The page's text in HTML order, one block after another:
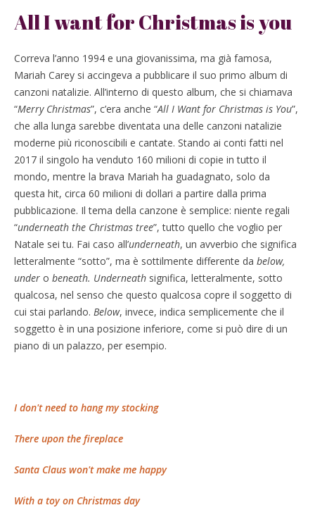
All I want for Christmas is you
Correva l’anno 1994 e una giovanissima, ma già famosa,
Mariah Carey si accingeva a pubblicare il suo primo album di
canzoni natalizie. All’interno di questo album, che si chiamava
“Merry Christmas”, c’era anche “All I Want for Christmas is You”,
che alla lunga sarebbe diventata una delle canzoni natalizie
moderne più riconoscibili e cantate. Stando ai conti fatti nel
2017 il singolo ha venduto 160 milioni di copie in tutto il
mondo, mentre la brava Mariah ha guadagnato, solo da
questa hit, circa 60 milioni di dollari a partire dalla prima
pubblicazione. Il tema della canzone è semplice: niente regali
“underneath the Christmas tree”, tutto quello che voglio per
Natale sei tu. Fai caso all’underneath, un avverbio che significa
letteralmente “sotto”, ma è sottilmente differente da below,
under o beneath. Underneath significa, letteralmente, sotto
qualcosa, nel senso che questo qualcosa copre il soggetto di
cui stai parlando. Below, invece, indica semplicemente che il
soggetto è in una posizione inferiore, come si può dire di un
piano di un palazzo, per esempio.
I don't need to hang my stocking
There upon the fireplace
Santa Claus won't make me happy
With a toy on Christmas day